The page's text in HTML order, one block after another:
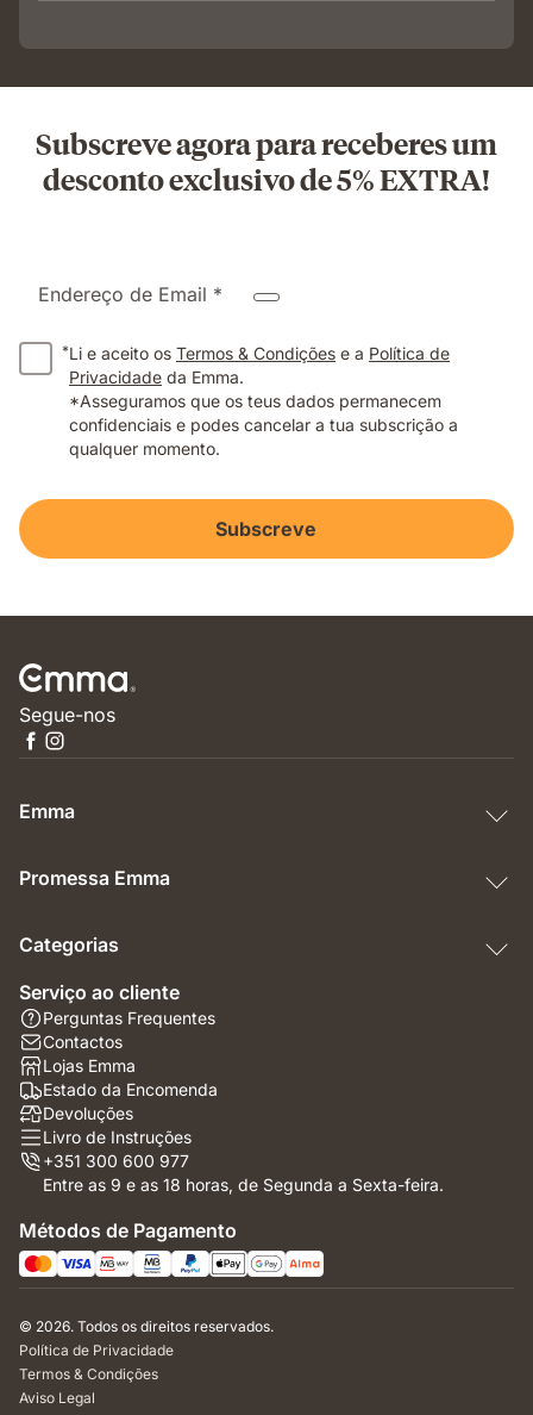
Subscreve agora para receberes um
desconto exclusivo de 5% EXTRA!
Endereço de Email *
*Li e aceito os Termos & Condições e a Política de
Privacidade da Emma.
*Asseguramos que os teus dados permanecem
confidenciais e podes cancelar a tua subscrição a
qualquer momento.
Subscreve
Segue-nos
Emma
Promessa Emma
Categorias
Serviço ao cliente
Perguntas Frequentes
Contactos
Lojas Emma
Estado da Encomenda
Devoluções
Livro de Instruções
+351 300 600 977
Entre as 9 e as 18 horas, de Segunda a Sexta-feira.
Métodos de Pagamento
© 2026. Todos os direitos reservados.
Política de Privacidade
Termos & Condições
Aviso Legal